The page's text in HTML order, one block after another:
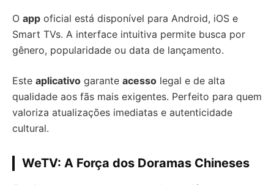
O app oficial está disponível para Android, iOS e
Smart TVs. A interface intuitiva permite busca por
gênero, popularidade ou data de lançamento.
Este aplicativo garante acesso legal e de alta
qualidade aos fãs mais exigentes. Perfeito para quem
valoriza atualizações imediatas e autenticidade
cultural.
WeTV: A Força dos Doramas Chineses